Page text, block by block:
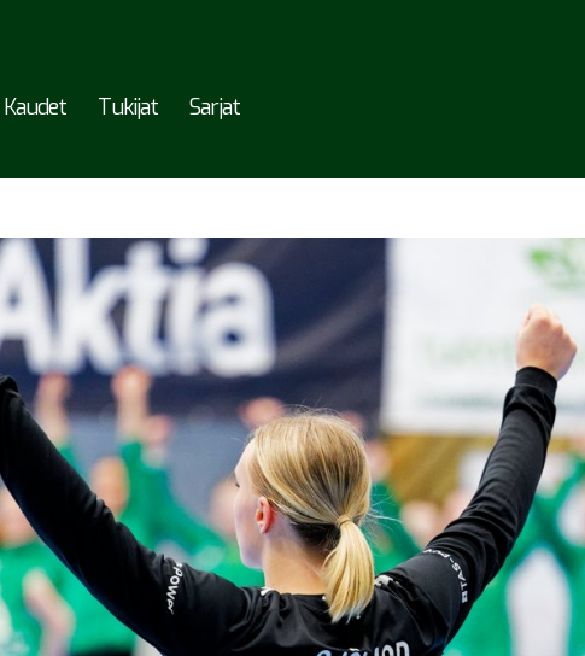
Kaudet Tukijat Sarjat